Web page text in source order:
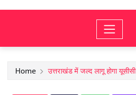
Home उत्तराखंड में जल्द लागू होगा यूसीसी